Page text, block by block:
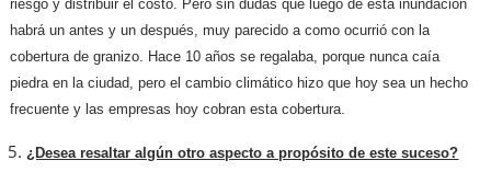
riesgo y distribuir el costo. Pero sin dudas que luego de esta inundación
habrá un antes y un después, muy parecido a como ocurrió con la
cobertura de granizo. Hace 10 años se regalaba, porque nunca caía
piedra en la ciudad, pero el cambio climático hizo que hoy sea un hecho
frecuente y las empresas hoy cobran esta cobertura.
¿Desea resaltar algún otro aspecto a propósito de este suceso?